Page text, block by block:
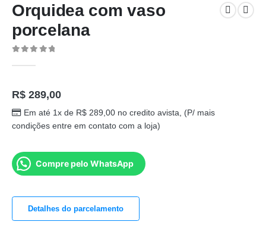
Orquidea com vaso
porcelana
R$ 289,00
Em até 1x de R$289,00no credito avista, (P/ mais
condições entre em contato com a loja)
Compre pelo WhatsApp
Detalhes do parcelamento